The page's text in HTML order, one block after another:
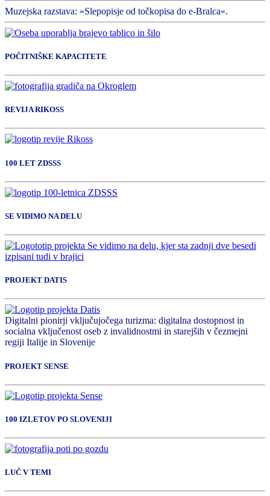
Muzejska razstava: »Slepopisje od točkopisa do e-Bralca«.
POČITNIŠKE KAPACITETE
REVIJA RIKOSS
100 LET ZDSSS
SE VIDIMO NA DELU
PROJEKT DATIS
Digitalni pionirji vključujočega turizma: digitalna dostopnost in
socialna vključenost oseb z invalidnostmi in starejših v čezmejni
regiji Italije in Slovenije
PROJEKT SENSE
100 IZLETOV PO SLOVENIJI
LUČ V TEMI